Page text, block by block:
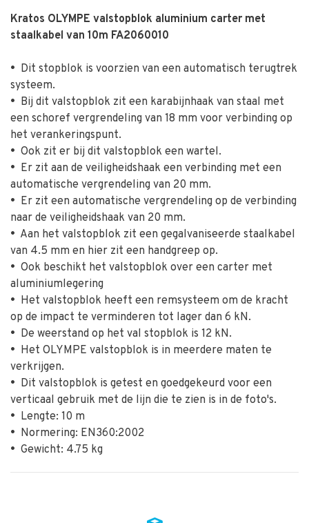
Kratos OLYMPE valstopblok aluminium carter met
staalkabel van 10m FA2060010
• Dit stopblok is voorzien van een automatisch terugtrek
systeem.
• Bij dit valstopblok zit een karabijnhaak van staal met
een schoref vergrendeling van 18 mm voor verbinding op
het verankeringspunt.
• Ook zit er bij dit valstopblok een wartel.
• Er zit aan de veiligheidshaak een verbinding met een
automatische vergrendeling van 20 mm.
• Er zit een automatische vergrendeling op de verbinding
naar de veiligheidshaak van 20 mm.
• Aan het valstopblok zit een gegalvaniseerde staalkabel
van 4.5 mm en hier zit een handgreep op.
• Ook beschikt het valstopblok over een carter met
aluminiumlegering
• Het valstopblok heeft een remsysteem om de kracht
op de impact te verminderen tot lager dan 6 kN.
• De weerstand op het val stopblok is 12 kN.
• Het OLYMPE valstopblok is in meerdere maten te
verkrijgen.
• Dit valstopblok is getest en goedgekeurd voor een
verticaal gebruik met de lijn die te zien is in de foto's.
• Lengte: 10 m
• Normering: EN360:2002
• Gewicht: 4.75 kg